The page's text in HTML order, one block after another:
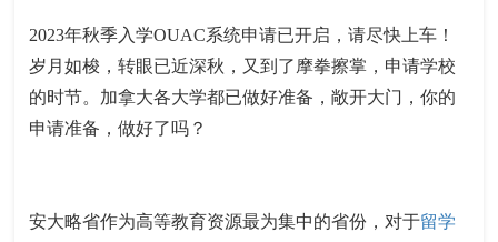
2023年秋季入学OUAC系统申请已开启，请尽快上车！
岁月如梭，转眼已近深秋，又到了摩拳擦掌，申请学校
的时节。加拿大各大学都已做好准备，敞开大门，你的
申请准备，做好了吗？
安大略省作为高等教育资源最为集中的省份，对于留学